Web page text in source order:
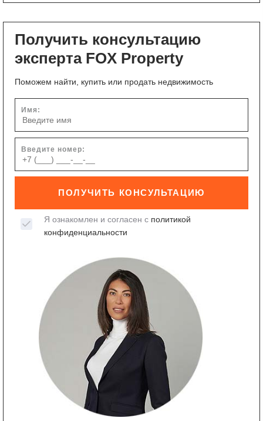
Получить консультацию
эксперта FOX Property
Поможем найти, купить или продать недвижимость
Имя:
Введите номер:
ПОЛУЧИТЬ КОНСУЛЬТАЦИЮ
Я ознакомлен и согласен с политикой
конфиденциальности